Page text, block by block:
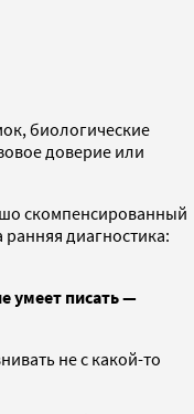
биологические
доверие или
скомпенсированный
диагностика:
умеет писать —
не с какой-то